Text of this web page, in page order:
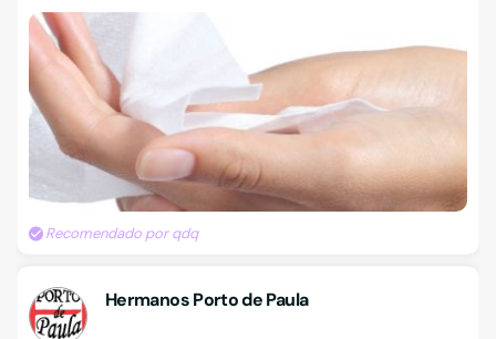
Recomendado por qdq
Hermanos Porto de Paula